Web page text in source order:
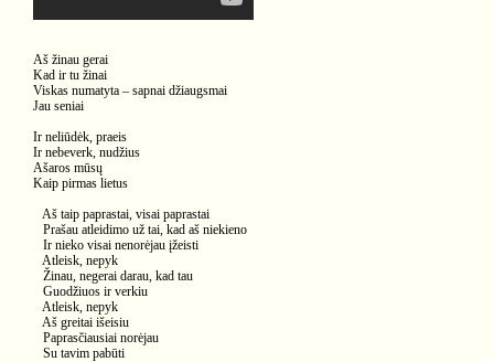
Aš žinau gerai
Kad ir tu žinai
Viskas numatyta – sapnai džiaugsmai
Jau seniai
Ir neliūdėk, praeis
Ir nebeverk, nudžius
Ašaros mūsų
Kaip pirmas lietus
Aš taip paprastai, visai paprastai
Prašau atleidimo už tai, kad aš niekieno
Ir nieko visai nenorėjau įžeisti
Atleisk, nepyk
Žinau, negerai darau, kad tau
Guodžiuos ir verkiu
Atleisk, nepyk
Aš greitai išeisiu
Paprasčiausiai norėjau
Su tavim pabūti